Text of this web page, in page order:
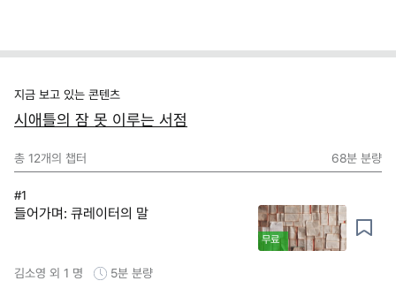
지금 보고 있는 콘텐츠
시애틀의 잠 못 이루는 서점
총 12개의 챕터 68분 분량
#1
들어가며: 큐레이터의 말
무료
김소영 외 1 명 5분 분량